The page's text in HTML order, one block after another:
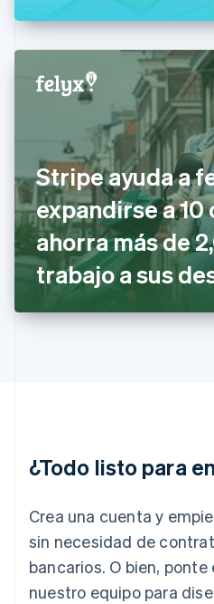
Stripe ayuda a
expandirse a 10
ahorra más de
trabajo a sus
¿Todo listo para
Crea una cuenta y
sin necesidad de
bancarios. O bien,
nuestro equipo para
España
Estados Unidos
EnglishEspañol 简体中文
Estonia
Finlandia
English Svenska
Francia
FrançaisEnglish
Gibraltar
English
Grecia
English
Hungría
India
Letonia
English
Deutsch English
Lituania
English
Luxemburgo
FrançaisDeutsch English